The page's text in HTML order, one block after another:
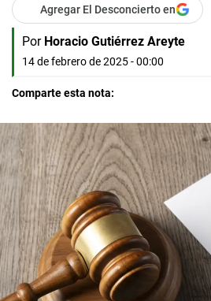
Agregar El Desconcierto en
Por Horacio Gutiérrez Areyte
14 de febrero de 2025 - 00:00
Comparte esta nota: